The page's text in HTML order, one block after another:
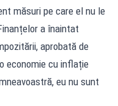
măsuri pe care el nu le
a înaintat
aprobată de
economie cu inflație
eu nu sunt